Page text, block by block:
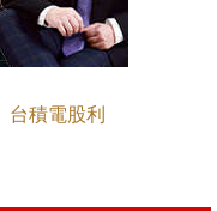
台積電股利